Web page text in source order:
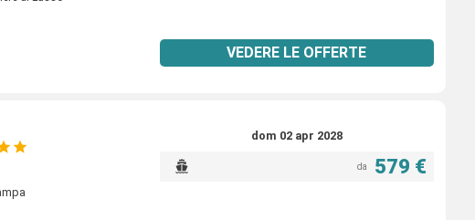
VEDERE LE OFFERTE
dom 02 apr 2028
da 579 €